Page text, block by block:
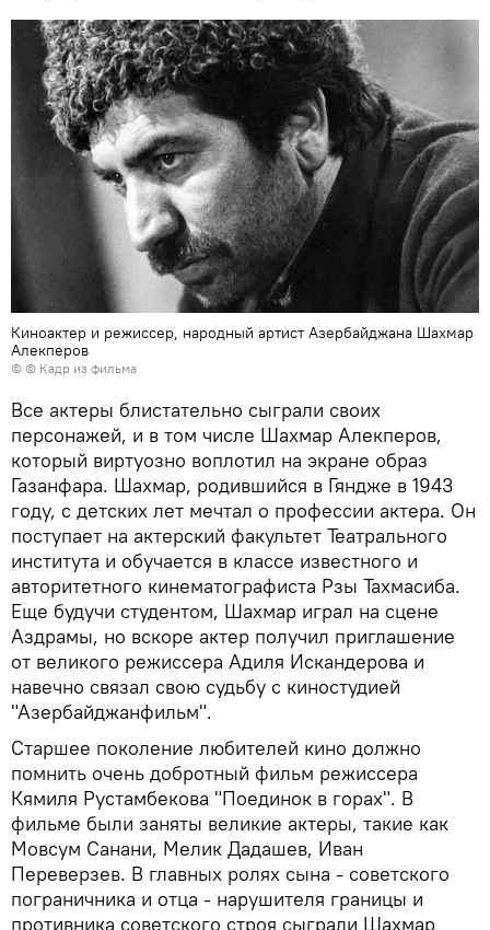
Киноактер и режиссер, народный артист Азербайджана Шахмар
Алекперов
© © Кадр из фильма
Все актеры блистательно сыграли своих
персонажей, и в том числе Шахмар Алекперов,
который виртуозно воплотил на экране образ
Газанфара. Шахмар, родившийся в Гяндже в 1943
году, с детских лет мечтал о профессии актера. Он
поступает на актерский факультет Театрального
института и обучается в классе известного и
авторитетного кинематографиста Рзы Тахмасиба.
Еще будучи студентом, Шахмар играл на сцене
Аздрамы, но вскоре актер получил приглашение
от великого режиссера Адиля Искандерова и
навечно связал свою судьбу с киностудией
"Азербайджанфильм".
Старшее поколение любителей кино должно
помнить очень добротный фильм режиссера
Кямиля Рустамбекова "Поединок в горах". В
фильме были заняты великие актеры, такие как
Мовсум Санани, Мелик Дадашев, Иван
Переверзев. В главных ролях сына - советского
пограничника и отца - нарушителя границы и
противника советского строя сыграли Шахмар